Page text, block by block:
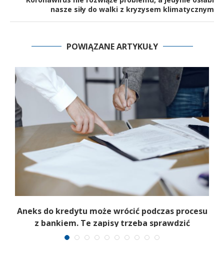
nasze siły do walki z kryzysem klimatycznym
POWIĄZANE ARTYKUŁY
Aneks do kredytu może wrócić podczas procesu
z bankiem. Te zapisy trzeba sprawdzić